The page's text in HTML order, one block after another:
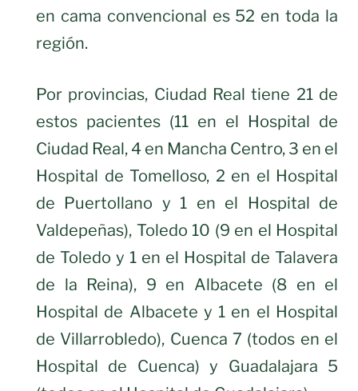
en cama convencional es 52 en toda la
región.
Por provincias, Ciudad Real tiene 21 de
estos pacientes (11 en el Hospital de
Ciudad Real, 4 en Mancha Centro, 3 en el
Hospital de Tomelloso, 2 en el Hospital
de Puertollano y 1 en el Hospital de
Valdepeñas), Toledo 10 (9 en el Hospital
de Toledo y 1 en el Hospital de Talavera
de la Reina), 9 en Albacete (8 en el
Hospital de Albacete y 1 en el Hospital
de Villarrobledo), Cuenca 7 (todos en el
Hospital de Cuenca) y Guadalajara 5